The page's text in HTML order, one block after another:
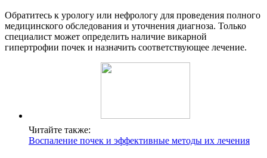
Обратитесь к урологу или нефрологу для проведения полного
медицинского обследования и уточнения диагноза. Только
специалист может определить наличие викарной
гипертрофии почек и назначить соответствующее лечение.
Читайте также:
Воспаление почек и эффективные методы их лечения